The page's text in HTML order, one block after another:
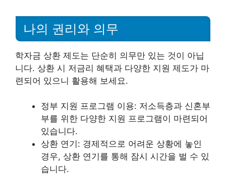
나의 권리와 의무
학자금 상환 제도는 단순히 의무만 있는 것이 아닙
니다. 상환 시 저금리 혜택과 다양한 지원 제도가 마
련되어 있으니 활용해 보세요.
정부 지원 프로그램 이용: 저소득층과 신혼부
부를 위한 다양한 지원 프로그램이 마련되어
있습니다.
상환 연기: 경제적으로 어려운 상황에 놓인
경우, 상환 연기를 통해 잠시 시간을 벌 수 있
습니다.